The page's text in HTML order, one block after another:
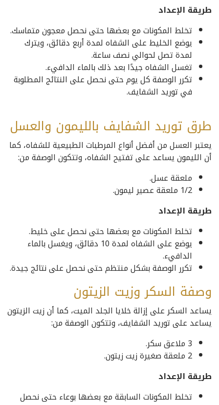
طريقة الإعداد
تخلط المكونات مع بعضها حتى نحصل معجون متماسك.
يوضع الخليط على الشفاه لمدة أربع دقائق، ويترك
لمدة تصل لحوالي نصف ساعة.
تغسل الشفاه جيدًا بعد ذلك بالماء الدافيء.
تكرر الوصفة كل يوم حتى نحصل على النتائج المطلوبة
في توريد الشفايف.
طرق توريد الشفايف بالليمون والعسل
يعتبر العسل من أفضل أنواع المرطبات الطبيعية للشفاه، كما
أن الليمون يساعد على تفتيح الشفاه، وتتكون الوصفة من:
ملعقة عسل.
1/2 ملعقة عصير ليمون.
طريقة الإعداد
تخلط المكونات مع بعضها حتى نحصل على خليط.
يوضع على الشفاه لمدة 10 دقائق، ويغسل بالماء
الدافيء.
تكرر الوصفة بشكل منتظم حتى نحصل على نتائج جيدة.
وصفة السكر وزيت الزيتون
يساعد السكر على إزالة خلايا الجلد الميت، كما أن زيت الزيتون
يساعد على توريد الشفايف، وتتكون الوصفة من:
3 ملاعق سكر.
2 ملعقة صغيرة زيت زيتون.
طريقة الإعداد
تخلط المكونات السابقة مع بعضها بوعاء حتى نحصل